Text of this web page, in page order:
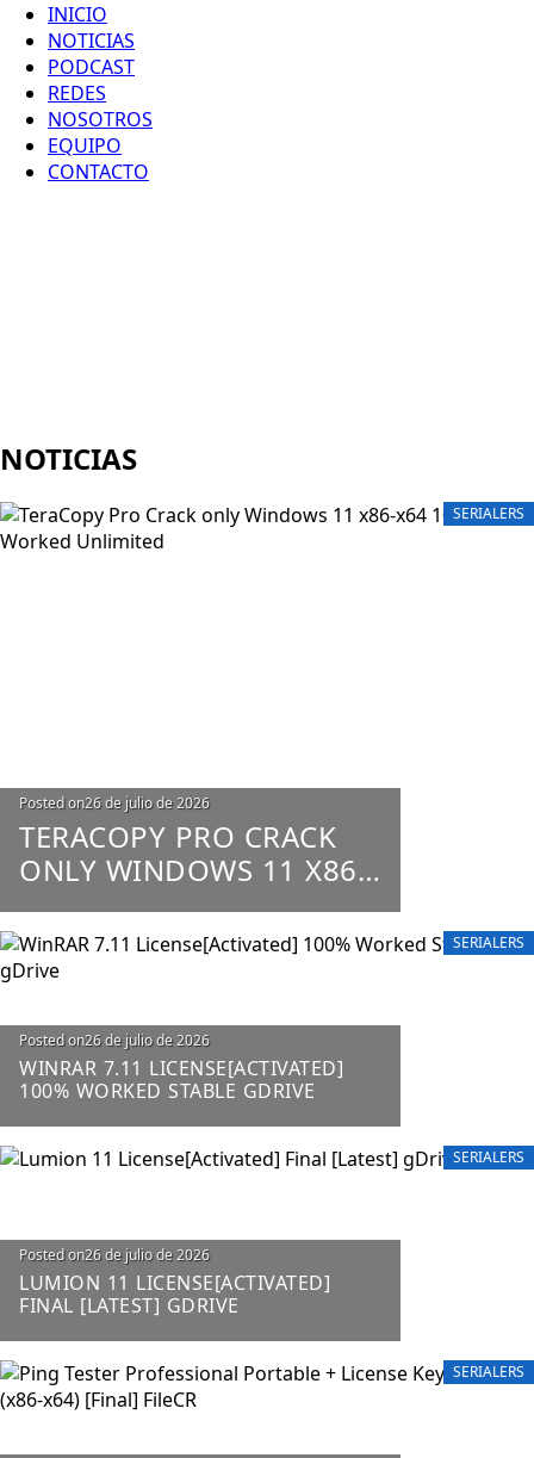
INICIO
NOTICIAS
PODCAST
REDES
NOSOTROS
EQUIPO
CONTACTO
NOTICIAS
SERIALERS
Posted on26 de julio de 2026
TERACOPY PRO CRACK
ONLY WINDOWS 11 X86-
X64 100% WORKED
UNLIMITED
SERIALERS
Posted on26 de julio de 2026
WINRAR 7.11 LICENSE[ACTIVATED]
100% WORKED STABLE GDRIVE
SERIALERS
Posted on26 de julio de 2026
LUMION 11 LICENSE[ACTIVATED]
FINAL [LATEST] GDRIVE
SERIALERS